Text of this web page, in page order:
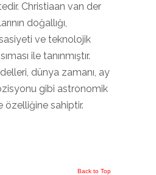
Christiaan van der
doğallığı,
ve teknolojik
ile tanınmıştır.
dünya zamanı, ay
gibi astronomik
özelliğine sahiptir.
Back to Top